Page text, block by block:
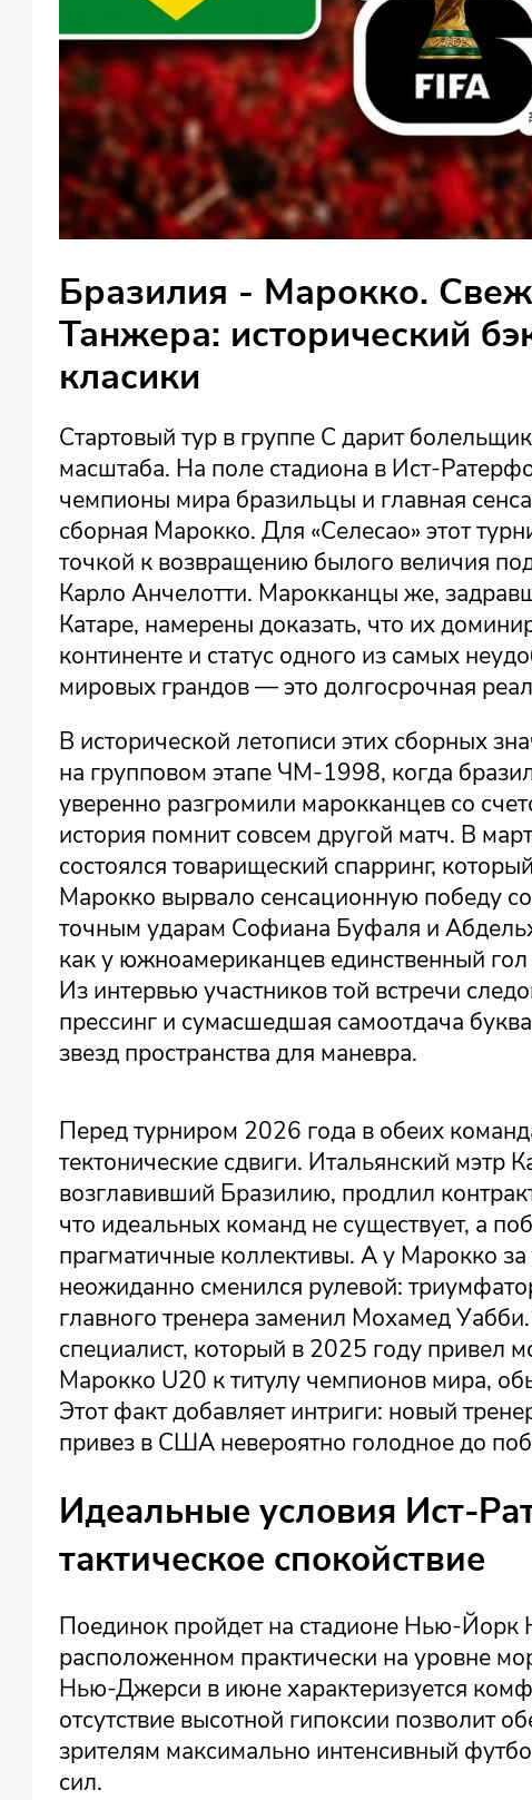
Бразилия - Марокко.
Танжера: исторический
класики
Стартовый тур в группе С дарит
масштаба. На поле стадиона в Ист-
чемпионы мира бразильцы и главная
сборная Марокко. Для «Селесао» этот
точкой к возвращению былого величия
Карло Анчелотти. Марокканцы же,
Катаре, намерены доказать, что их
континенте и статус одного из самых
мировых грандов — это долгосрочная
В исторической летописи этих сборных
на групповом этапе ЧМ-1998, когда
уверенно разгромили марокканцев со
история помнит совсем другой матч. В
состоялся товарищеский спарринг,
Марокко вырвало сенсационную победу
точным ударам Софиана Буфаля и
как у южноамериканцев единственный
Из интервью участников той встречи
прессинг и сумасшедшая самоотдача
звезд пространства для маневра.
Перед турниром 2026 года в обеих
тектонические сдвиги. Итальянский мэтр
возглавивший Бразилию, продлил
что идеальных команд не существует, а
прагматичные коллективы. А у Марокко за
неожиданно сменился рулевой:
главного тренера заменил Мохамед
специалист, который в 2025 году привел
Марокко U20 к титулу чемпионов мира,
Этот факт добавляет интриги: новый
привез в США невероятно голодное до
Идеальные условия Ист-
тактическое спокойствие
Поединок пройдет на стадионе Нью-
расположенном практически на уровне
Нью-Джерси в июне характеризуется
отсутствие высотной гипоксии позволит
зрителям максимально интенсивный
сил.